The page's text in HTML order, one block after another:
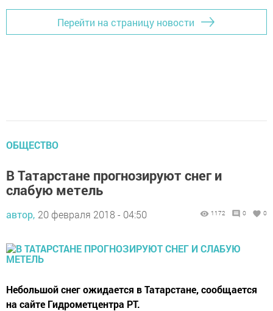
Перейти на страницу новости
ОБЩЕСТВО
В Татарстане прогнозируют снег и
слабую метель
автор, 20 февраля 2018 - 04:50 1172 0 0
Небольшой снег ожидается в Татарстане, сообщается
на сайте Гидрометцентра РТ.